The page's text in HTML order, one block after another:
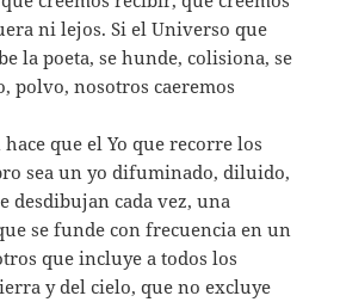
ni lejos. Si el Universo que
la poeta, se hunde, colisiona, se
polvo, nosotros caeremos
que el Yo que recorre los
sea un yo difuminado, diluido,
desdibujan cada vez, una
se funde con frecuencia en un
que incluye a todos los
y del cielo, que no excluye